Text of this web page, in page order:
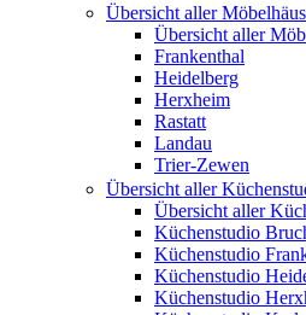
Übersicht aller
Übersicht aller
Frankenthal
Heidelberg
Herxheim
Rastatt
Landau
Trier-Zewen
Übersicht aller
Übersicht aller
Küchenstudio
Küchenstudio
Küchenstudio
Küchenstudio